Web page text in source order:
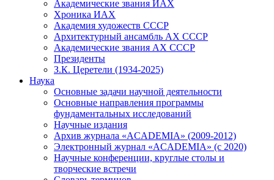
Академические звания ИАХ
Хроника ИАХ
Академия художеств СССР
Архитектурный ансамбль АХ СССР
Академические звания АХ СССР
Президенты
З.К. Церетели (1934-2025)
Наука
Основные задачи научной деятельности
Основные направления программы
фундаментальных исследований
Научные издания
Архив журнала «ACADEMIA» (2009-2012)
Электронный журнал «ACADEMIA» (с 2020)
Научные конференции, круглые столы и
творческие встречи